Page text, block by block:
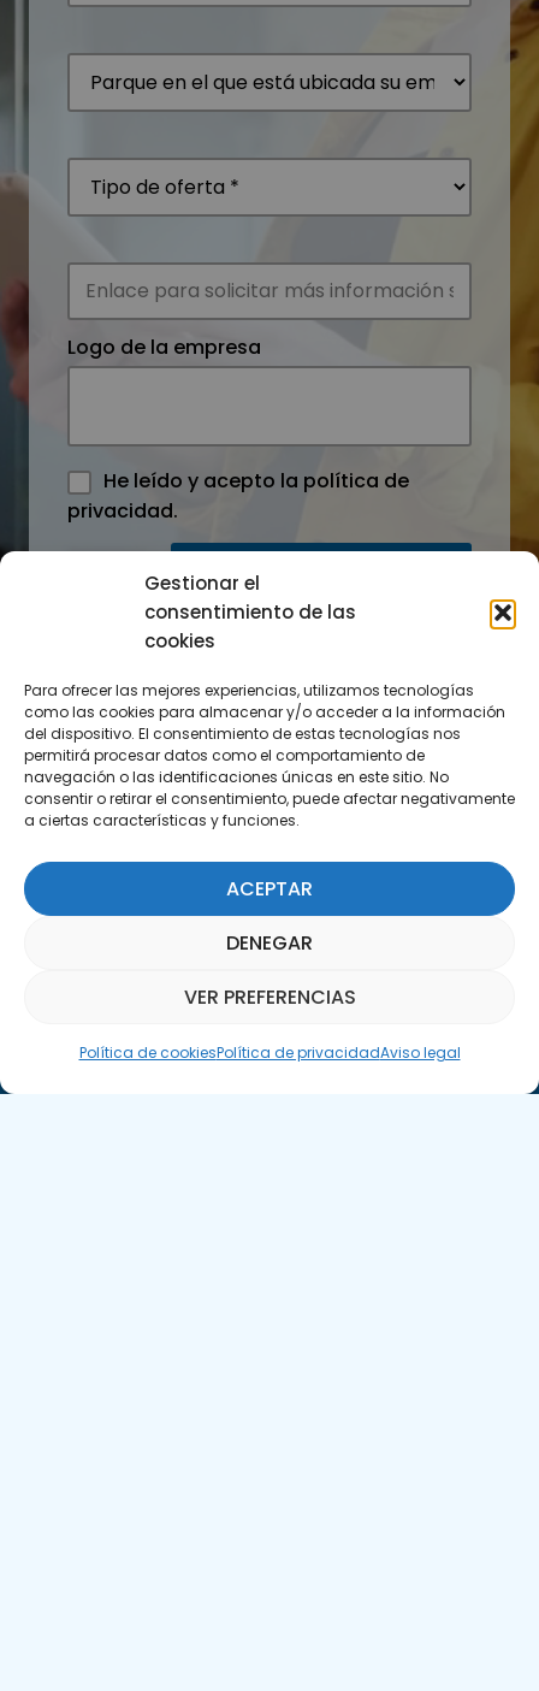
Gestionar el
consentimiento de las
cookies
Para ofrecer las mejores experiencias, utilizamos tecnologías
como las cookies para almacenar y/o acceder a la información
del dispositivo. El consentimiento de estas tecnologías nos
permitirá procesar datos como el comportamiento de
navegación o las identificaciones únicas en este sitio. No
consentir o retirar el consentimiento, puede afectar negativamente
a ciertas características y funciones.
ACEPTAR
DENEGAR
VER PREFERENCIAS
Política de cookiesPolítica de privacidadAviso legal
Logo de la empresa
He leído y acepto la política de
privacidad.
(+34) 951 23 13 06
Escríbenos